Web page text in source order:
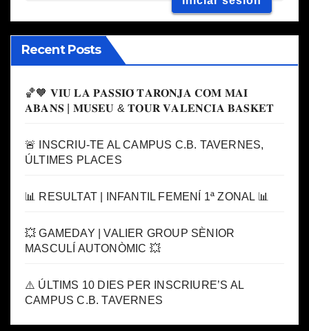
Recent Posts
🏀🧡 𝐕𝐈𝐔 𝐋𝐀 𝐏𝐀𝐒𝐒𝐈𝐎́ 𝐓𝐀𝐑𝐎𝐍𝐉𝐀 𝐂𝐎𝐌 𝐌𝐀𝐈
𝐀𝐁𝐀𝐍𝐒 | 𝐌𝐔𝐒𝐄𝐔 & 𝐓𝐎𝐔𝐑 𝐕𝐀𝐋𝐄𝐍𝐂𝐈𝐀 𝐁𝐀𝐒𝐊𝐄𝐓
🚨 INSCRIU-TE AL CAMPUS C.B. TAVERNES,
ÚLTIMES PLACES
📊 RESULTAT | INFANTIL FEMENÍ 1ª ZONAL 📊
💥 GAMEDAY | VALIER GROUP SÈNIOR
MASCULÍ AUTONÒMIC 💥
⚠️ ÚLTIMS 10 DIES PER INSCRIURE’S AL
CAMPUS C.B. TAVERNES